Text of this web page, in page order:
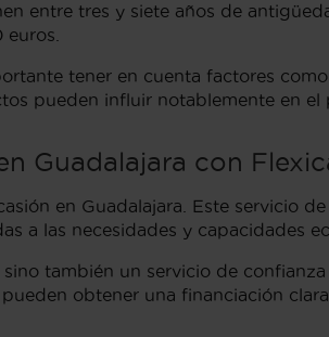
entre tres y siete años de
tener en cuenta factores
pueden influir notablemente en
Guadalajara con
en Guadalajara. Este servicio
a las necesidades y capacidades
también un servicio de
obtener una financiación